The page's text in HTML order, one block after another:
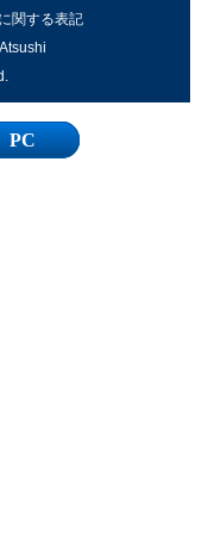
関する表記
PC